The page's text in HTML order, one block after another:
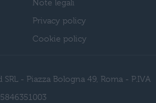
Note legali
Privacy policy
Cookie policy
- Piazza Bologna 49, Roma - P.IVA